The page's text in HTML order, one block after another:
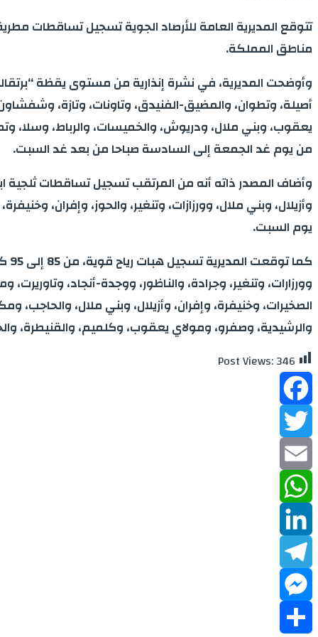
تتوقع المديرية العامة للأرصاد الجوية تسجيل تساقطات
مناطق المملكة.
يعقوب، وبني ملال، ودريوش، والخميسات، والرباط،
من يوم غد الجمعة إلى السادسة صباحا من بعد غد السبت.
يوم السبت.
الصخيرات، وخنيفرة، وإفران، وأزيلال، وبني ملال،
والرشيدية، وصفرو، ومولاي يعقوب، وكلميم،
Post Views:346
Facebook
Twitter
Email
WhatsApp
LinkedIn
Telegram
Messenger